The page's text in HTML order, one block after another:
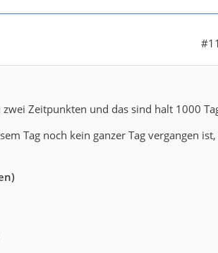
Zeitpunkten und das sind halt 1000
Tag noch kein ganzer Tag vergangen ist,